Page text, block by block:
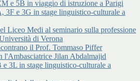
e 5B in viaggio di istruzione a Parigi
3F e 3G in stage linguistico-culturale a
Liceo Medi al seminario sulla professione
di Verona
il Prof. Tommaso Piffer
l'Ambasciatrice Jilan Abdalmajid
e 3L in stage linguistico-culturale a